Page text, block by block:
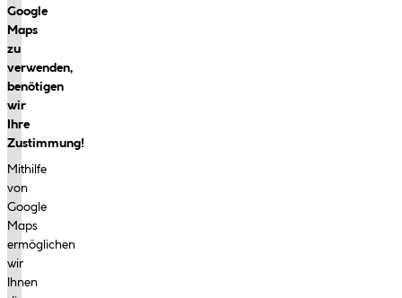
Google
Maps
zu
verwenden,
benötigen
wir
Ihre
Zustimmung!
Mithilfe
von
Google
Maps
ermöglichen
wir
Ihnen